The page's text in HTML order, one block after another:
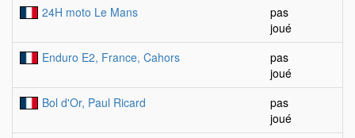
24H moto Le Mans
pas
joué
Enduro E2, France, Cahors
pas
joué
Bol d'Or, Paul Ricard
pas
joué